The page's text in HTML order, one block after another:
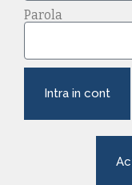
Parola
Intra in cont